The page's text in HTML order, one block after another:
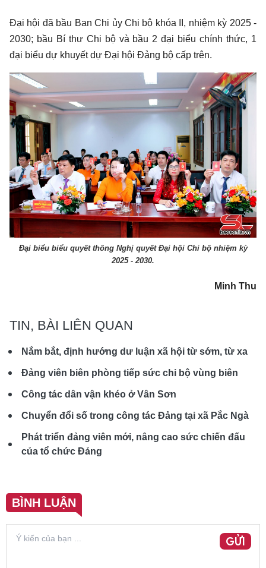
Đại hội đã bầu Ban Chi ủy Chi bộ khóa II, nhiệm kỳ 2025 -
2030; bầu Bí thư Chi bộ và bầu 2 đại biểu chính thức, 1
đại biểu dự khuyết dự Đại hội Đảng bộ cấp trên.
Đại biểu biểu quyết thông Nghị quyết Đại hội Chi bộ nhiệm kỳ
2025 - 2030.
Minh Thu
TIN, BÀI LIÊN QUAN
Nắm bắt, định hướng dư luận xã hội từ sớm, từ xa
Đảng viên biên phòng tiếp sức chi bộ vùng biên
Công tác dân vận khéo ở Vân Sơn
Chuyển đổi số trong công tác Đảng tại xã Pắc Ngà
Phát triển đảng viên mới, nâng cao sức chiến đấu
của tổ chức Đảng
BÌNH LUẬN
GỬI